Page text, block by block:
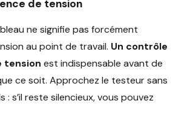
de tension
ne signifie pas forcément
au point de travail. Un contrôle
tension est indispensable avant de
ce soit. Approchez le testeur sans
s’il reste silencieux, vous pouvez